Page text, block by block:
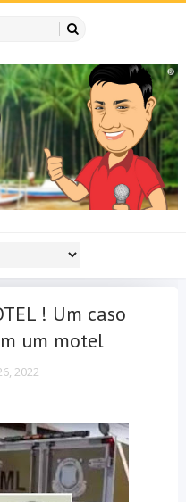
! Um caso
um motel
2022